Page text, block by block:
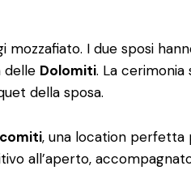
mozzafiato. I due sposi
delle Dolomiti. La cerimonia
della sposa.
, una location perfetta
all’aperto,